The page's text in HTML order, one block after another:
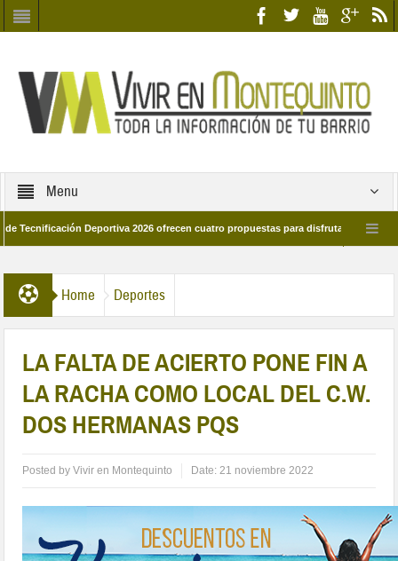
Menu
Deportiva 2026 ofrecen cuatro propuestas para disfrutar del deporte este
Home Deportes
LA FALTA DE ACIERTO PONE FIN A
LA RACHA COMO LOCAL DEL C.W.
DOS HERMANAS PQS
Posted byVivir en Montequinto Date:21 noviembre 2022